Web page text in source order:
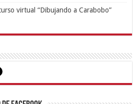
virtual “Dibujando a Carabobo”